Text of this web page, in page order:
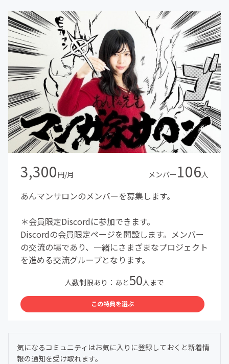
3,300円/月 メンバー106人
あんマンサロンのメンバーを募集します。
＊会員限定Discordに参加できます。
Discordの会員限定ページを開設します。メンバー
の交流の場であり、一緒にさまざまなプロジェクト
を進める交流グループとなります。
人数制限あり：あと50人まで
この特典を選ぶ
気になるコミュニティはお気に入りに登録しておくと新着情
報の通知を受け取れます。